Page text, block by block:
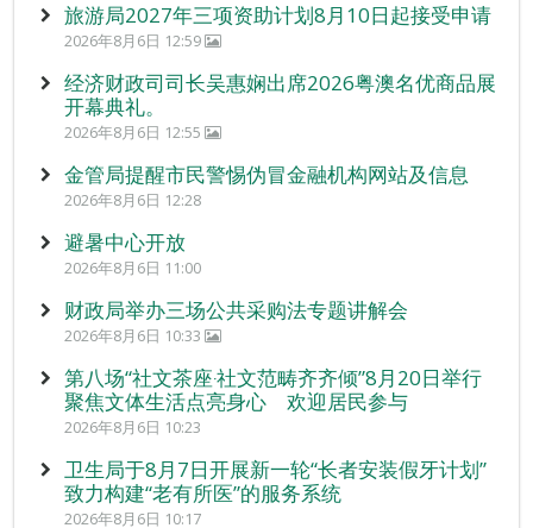
旅游局2027年三项资助计划8月10日起接受申请
2026年8月6日 12:59
经济财政司司长吴惠娴出席2026粤澳名优商品展
开幕典礼。
2026年8月6日 12:55
金管局提醒市民警惕伪冒金融机构网站及信息
2026年8月6日 12:28
避暑中心开放
2026年8月6日 11:00
财政局举办三场公共采购法专题讲解会
2026年8月6日 10:33
第八场“社文茶座‧社文范畴齐齐倾”8月20日举行
聚焦文体生活点亮身心 欢迎居民参与
2026年8月6日 10:23
卫生局于8月7日开展新一轮“长者安装假牙计划”
致力构建“老有所医”的服务系统
2026年8月6日 10:17